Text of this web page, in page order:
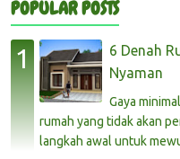
POPULAR POSTS
6 Denah
Nyaman
Gaya
rumah yang tidak akan
langkah awal untuk